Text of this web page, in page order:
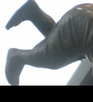
Aller
au
contenu